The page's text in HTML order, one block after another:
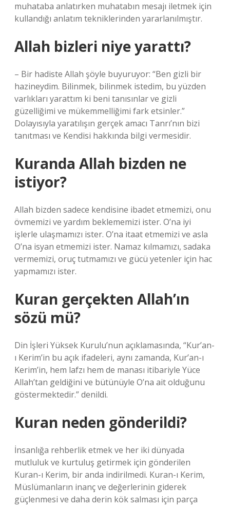
muhataba anlatırken muhatabın mesajı iletmek için
kullandığı anlatım tekniklerinden yararlanılmıştır.
Allah bizleri niye yarattı?
– Bir hadiste Allah şöyle buyuruyor: “Ben gizli bir
hazineydim. Bilinmek, bilinmek istedim, bu yüzden
varlıkları yarattım ki beni tanısınlar ve gizli
güzelliğimi ve mükemmelliğimi fark etsinler.”
Dolayısıyla yaratılışın gerçek amacı Tanrı’nın bizi
tanıtması ve Kendisi hakkında bilgi vermesidir.
Kuranda Allah bizden ne
istiyor?
Allah bizden sadece kendisine ibadet etmemizi, onu
övmemizi ve yardım beklememizi ister. O’na iyi
işlerle ulaşmamızı ister. O’na itaat etmemizi ve asla
O’na isyan etmemizi ister. Namaz kılmamızı, sadaka
vermemizi, oruç tutmamızı ve gücü yetenler için hac
yapmamızı ister.
Kuran gerçekten Allah’ın
sözü mü?
Din İşleri Yüksek Kurulu’nun açıklamasında, “Kur’an-
ı Kerim’in bu açık ifadeleri, aynı zamanda, Kur’an-ı
Kerim’in, hem lafzı hem de manası itibariyle Yüce
Allah’tan geldiğini ve bütünüyle O’na ait olduğunu
göstermektedir.” denildi.
Kuran neden gönderildi?
İnsanlığa rehberlik etmek ve her iki dünyada
mutluluk ve kurtuluş getirmek için gönderilen
Kuran-ı Kerim, bir anda indirilmedi. Kuran-ı Kerim,
Müslümanların inanç ve değerlerinin giderek
güçlenmesi ve daha derin kök salması için parça